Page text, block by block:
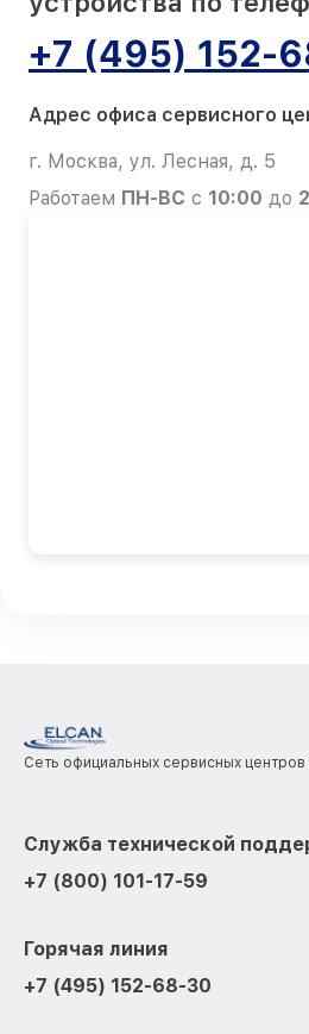
+7 (495) 152-
Адрес офиса сервисного
г. Москва, ул. Лесная, д. 5
Работаем ПН-ВС с 10:00 до
Сеть официальных сервисных центров
Служба технической
+7 (800) 101-17-59
Горячая линия
+7 (495) 152-68-30